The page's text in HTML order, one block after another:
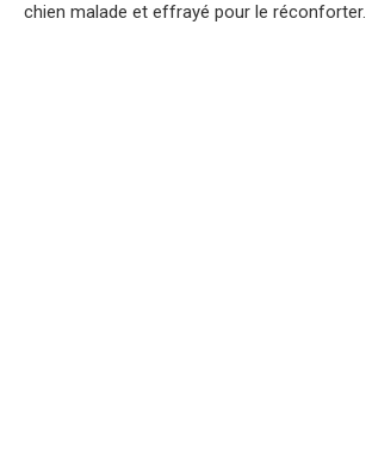
chien malade et effrayé pour le réconforter.